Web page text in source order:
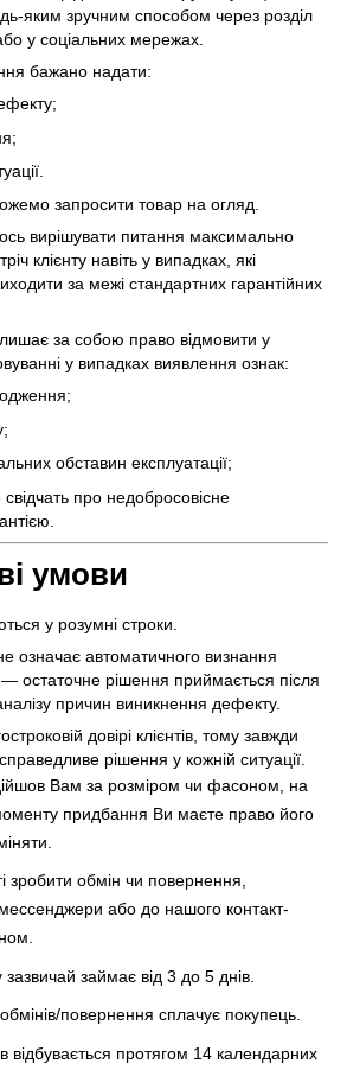
яким зручним способом через розділ
у соціальних мережах.
бажано надати:
запросити товар на огляд.
вирішувати питання максимально
клієнту навіть у випадках, які
за межі стандартних гарантійних
за собою право відмовити у
у випадках виявлення ознак:
обставин експлуатації;
про недобросовісне
умови
у розумні строки.
означає автоматичного визнання
остаточне рішення приймається після
причин виникнення дефекту.
довірі клієнтів, тому завжди
рішення у кожній ситуації.
Вам за розміром чи фасоном, на
придбання Ви маєте право його
зробити обмін чи повернення,
або до нашого контакт-
займає від 3 до 5 днів.
повернення сплачує покупець
відбувається протягом 14 календарних